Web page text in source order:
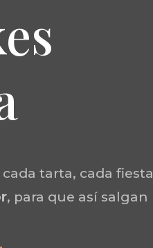
tarta, cada fiesta
, para que así salgan